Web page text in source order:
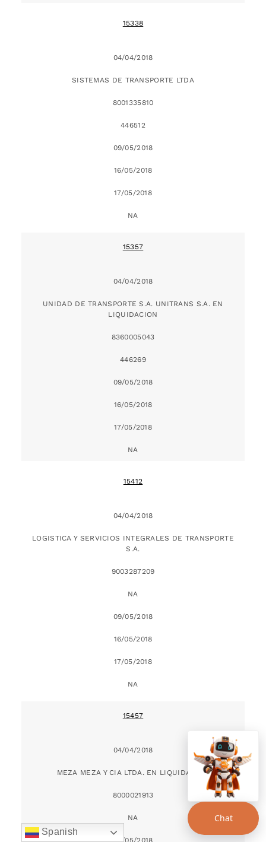
15338
04/04/2018
SISTEMAS DE TRANSPORTE LTDA
8001335810
446512
09/05/2018
16/05/2018
17/05/2018
NA
15357
04/04/2018
UNIDAD DE TRANSPORTE S.A. UNITRANS S.A. EN
LIQUIDACION
8360005043
446269
09/05/2018
16/05/2018
17/05/2018
NA
15412
04/04/2018
LOGISTICA Y SERVICIOS INTEGRALES DE TRANSPORTE
S.A.
9003287209
NA
09/05/2018
16/05/2018
17/05/2018
NA
15457
04/04/2018
MEZA MEZA Y CIA LTDA. EN LIQUIDACION
8000021913
NA
09/05/2018
Spanish
Chat